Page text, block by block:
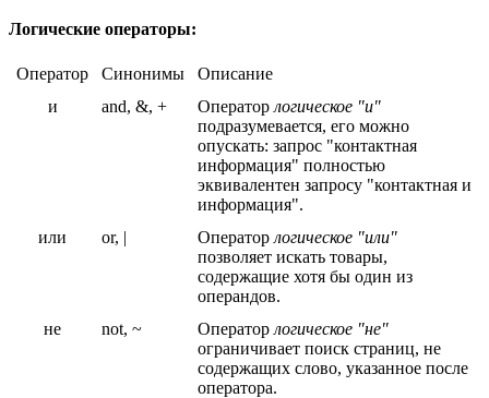
Логические операторы:
Оператор Синонимы
Описание
и
and, &, + Оператор логическое "и"
подразумевается, его можно
опускать: запрос "контактная
информация" полностью
эквивалентен запросу "контактная и
информация".
или
or, | Оператор логическое "или"
позволяет искать товары,
содержащие хотя бы один из
операндов.
не
not, ~ Оператор логическое "не"
ограничивает поиск страниц, не
содержащих слово, указанное после
оператора.